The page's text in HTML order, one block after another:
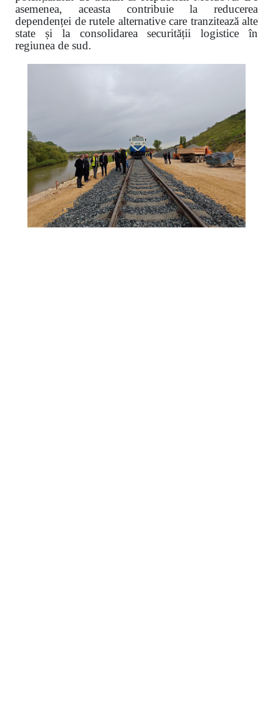
asemenea, aceasta contribuie la reducerea
dependenței de rutele alternative care tranzitează alte
state și la consolidarea securității logistice în
regiunea de sud.